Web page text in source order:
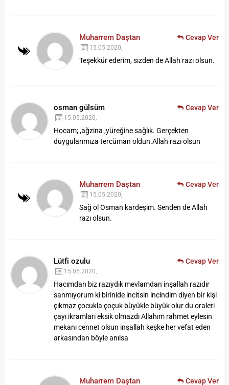
Muharrem Daştan
15.05.2020,
Teşekkür ederim, sizden de Allah razı olsun.
Cevap Ver
osman gülsüm
15.05.2020,
Hocam; ,ağzina ,yüreğine sağlık. Gerçekten
duygularımıza tercüman oldun.Allah razı olsun
Cevap Ver
Muharrem Daştan
15.05.2020,
Sağ ol Osman kardeşim. Senden de Allah
razı olsun.
Cevap Ver
Lütfi ozulu
15.05.2020,
Hacımdan biz razıydık mevlamdan inşallah razıdır
sanmıyorum ki birinide incitsin incindim diyen bir kişi
çıkmaz çocukla çoçuk büyükle büyük olur du oraleti
çayı ikramları eksik olmazdı Allahım rahmet eylesin
mekanı cennet olsun inşallah keşke her vefat eden
arkasından böyle anılsa
Cevap Ver
Muharrem Daştan Cevap Ver